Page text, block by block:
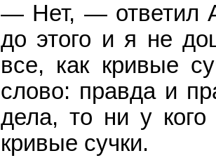
— Нет, — ответил
до этого и я не
все, как кривые
слово: правда и
дела, то ни у
кривые сучки.